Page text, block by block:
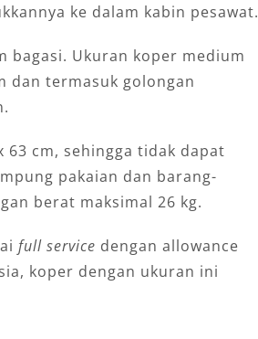
ke dalam kabin pesawat.
bagasi. Ukuran koper medium
dan termasuk golongan
63 cm, sehingga tidak dapat
pakaian dan barang-
berat maksimal 26 kg.
full service dengan allowance
koper dengan ukuran ini